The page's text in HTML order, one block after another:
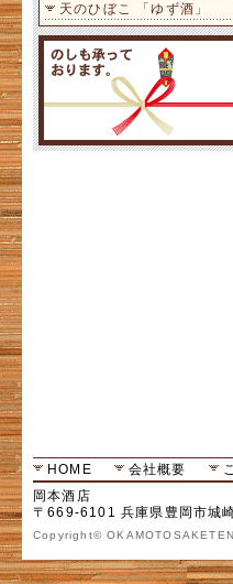
天のひぼこ 「ゆず酒」
HOME 会社概要
岡本酒店
〒669-6101 兵庫県豊岡市城
Copyright©